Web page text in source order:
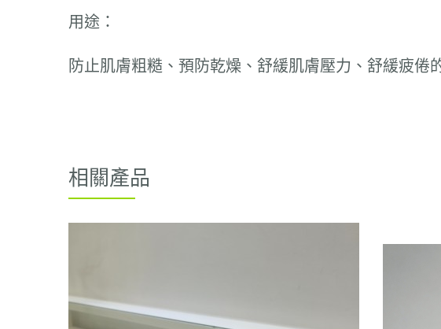
用途：
防止肌膚粗糙、預防乾燥、舒緩肌膚壓力、舒緩疲倦
相關產品